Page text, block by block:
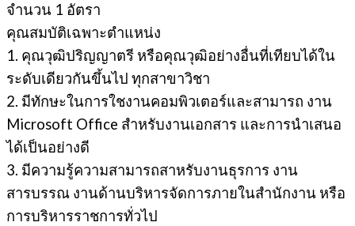
จํานวน 1 อัตรา
คุณสมบัติเฉพาะตำแหน่ง
1. คุณวุฒิปริญญาตรี หรือคุณวุฒิอย่างอื่นที่เทียบได้ใน
ระดับเดียวกันขึ้นไป ทุกสาขาวิชา
2. มีทักษะในการใชงานคอมพิวเตอร์และสามารถ งาน
Microsoft Office สําหรับงานเอกสาร และการนําเสนอ
ได้เป็นอย่างดี
3. มีความรู้ความสามารถสาหรับงานธุรการ งาน
สารบรรณ งานด้านบริหารจัดการภายในสํานักงาน หรือ
การบริหารราชการทั่วไป